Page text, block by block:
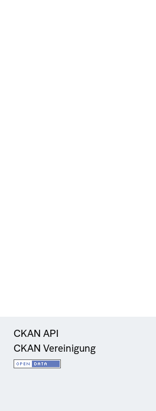
CKAN API
CKAN Vereinigung